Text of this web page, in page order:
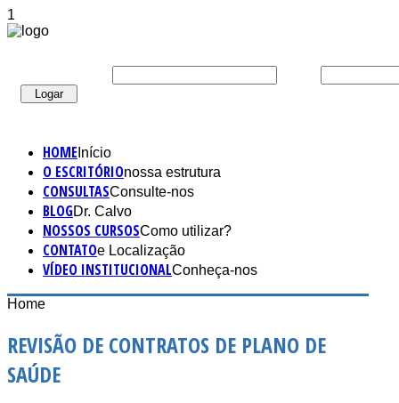
1
HOME Início
O ESCRITÓRIOnossa estrutura
CONSULTASConsulte-nos
BLOGDr. Calvo
NOSSOS CURSOSComo utilizar?
CONTATOe Localização
VÍDEO INSTITUCIONALConheça-nos
Home
REVISÃO DE CONTRATOS DE PLANO DE
SAÚDE